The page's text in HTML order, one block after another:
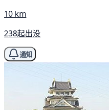
10 km
238起出没
通知